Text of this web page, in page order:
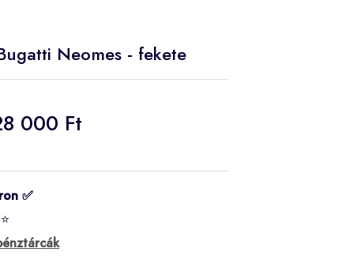
Neomes - fekete
000 Ft
✅